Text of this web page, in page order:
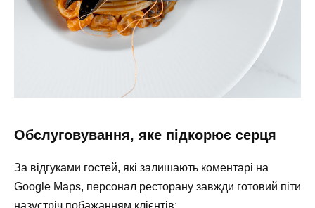
Обслуговування, яке підкорює серця
За відгуками гостей, які залишають коментарі на
Google Maps, персонал ресторану завжди готовий піти
назустріч побажанням клієнтів: